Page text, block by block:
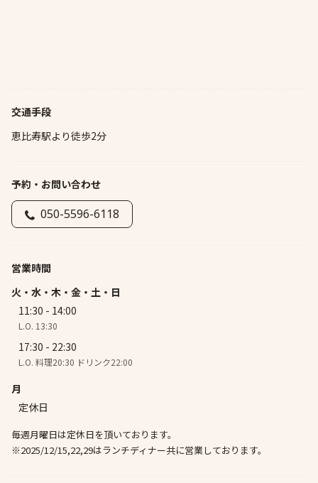
交通手段
恵比寿駅より徒歩2分
予約・お問い合わせ
050-5596-6118
営業時間
火・水・木・金・土・日
11:30 - 14:00
L.O. 13:30
17:30 - 22:30
L.O. 料理20:30 ドリンク22:00
月
定休日
毎週月曜日は定休日を頂いております。
※2025/12/15,22,29はランチディナー共に営業しております。